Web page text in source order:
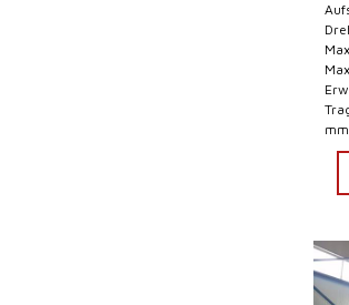
mm